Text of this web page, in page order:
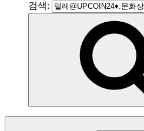
검색: